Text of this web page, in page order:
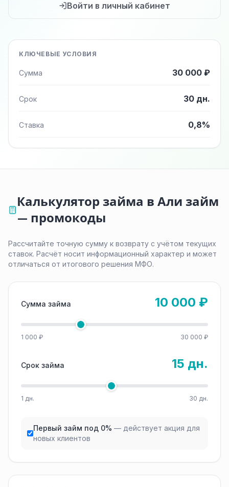
Войти в личный кабинет
КЛЮЧЕВЫЕ УСЛОВИЯ
Сумма 30 000 ₽
Срок 30 дн.
Ставка 0,8%
Калькулятор займа в Али займ
— промокоды
Рассчитайте точную сумму к возврату с учётом текущих
ставок. Расчёт носит информационный характер и может
отличаться от итогового решения МФО.
Сумма займа 10 000 ₽
1 000 ₽ 30 000 ₽
Срок займа 15 дн.
1 дн. 30 дн.
Первый займ под 0% — действует акция для
новых клиентов